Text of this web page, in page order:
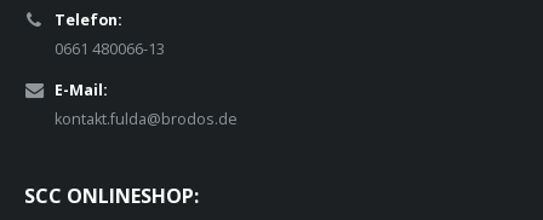
Telefon:
0661 480066-13
E-Mail:
kontakt.fulda@brodos.de
SCC ONLINESHOP: